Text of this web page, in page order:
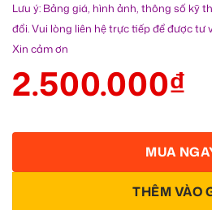
Lưu ý: Bảng giá, hình ảnh, thông số kỹ
đổi. Vui lòng liên hệ trực tiếp để được tư
Xin cảm ơn
2.500.000₫
THÊM VÀO
MUA